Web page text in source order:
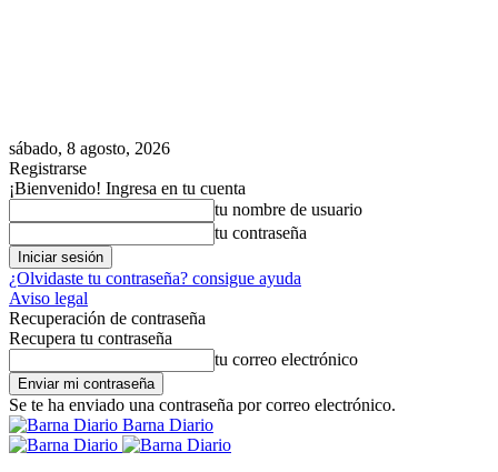
sábado, 8 agosto, 2026
Registrarse
¡Bienvenido! Ingresa en tu cuenta
tu nombre de usuario
tu contraseña
¿Olvidaste tu contraseña? consigue ayuda
Aviso legal
Recuperación de contraseña
Recupera tu contraseña
tu correo electrónico
Se te ha enviado una contraseña por correo electrónico.
Barna Diario